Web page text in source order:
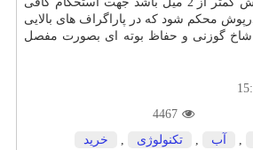
درپوش محکم شود که در پاراگراف های بالایی
گوزنی و حفاظ بوته ای بصورت مفصل
4467
آب تكنولوژی خرید